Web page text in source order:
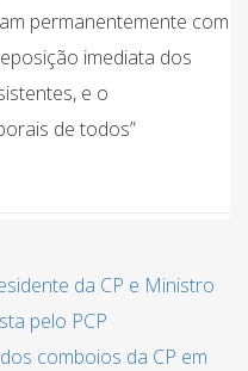
permanentemente com
imediata dos
e o
de todos”
da CP e Ministro
pelo PCP
comboios da CP em